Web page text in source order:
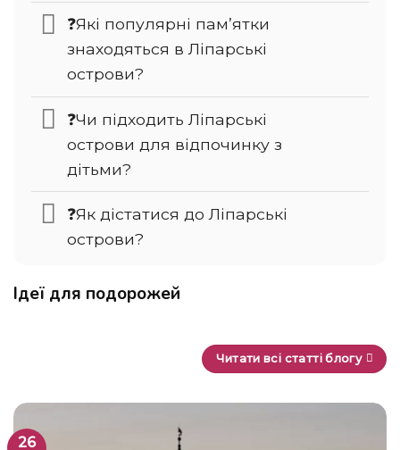
❓Які популярні пам’ятки
знаходяться в Ліпарські
острови?
❓Чи підходить Ліпарські
острови для відпочинку з
дітьми?
❓Як дістатися до Ліпарські
острови?
Ідеї для подорожей
Читати всі статті блогу
26